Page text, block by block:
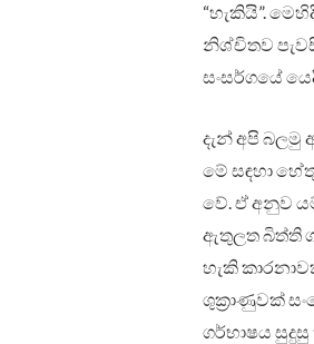
“හැකියි”.
නිශ්චිතව
සංසර්ගයේ
දැන් අපි බලමු
මේ සඳහා
වේ. ඒ අනුව
ඇතුලත බිත්ති
හැකි
ශුක්‍රාණුවක්
ගර්භාෂය